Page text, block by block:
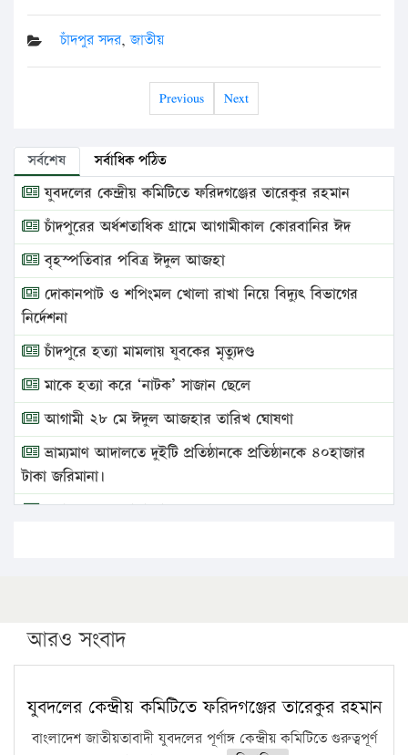
চাঁদপুর সদর,জাতীয়
Previous Next
সর্বশেষ সর্বাধিক পঠিত
যুবদলের কেন্দ্রীয় কমিটিতে ফরিদগঞ্জের তারেকুর রহমান
চাঁদপুরের অর্ধশতাধিক গ্রামে আগামীকাল কোরবানির ঈদ
বৃহস্পতিবার পবিত্র ঈদুল আজহা
দোকানপাট ও শপিংমল খোলা রাখা নিয়ে বিদ্যুৎ বিভাগের
নির্দেশনা
চাঁদপুরে হত্যা মামলায় যুবকের মৃত্যুদণ্ড
মাকে হত্যা করে ‘নাটক’ সাজান ছেলে
আগামী ২৮ মে ঈদুল আজহার তারিখ ঘোষণা
ভ্রাম্যমাণ আদালতে দুইটি প্রতিষ্ঠানকে প্রতিষ্ঠানকে ৪০হাজার
টাকা জরিমানা।
এবার লঞ্চের ভাড়া বাড়ল
পিএইচডি করছেন কুয়েটের কৃতি…
সারা দেশে বজ্রাঘাতে ১৪ জনের প্রাণহানি
কঠোর হচ্ছে এসএসসি ও এইচএসসি পরীক্ষা
ফরিদগঞ্জে আগুনে পুড়লো ৬ ব্যবসা প্রতিষ্ঠান
আরও সংবাদ
যুবদলের কেন্দ্রীয় কমিটিতে ফরিদগঞ্জের তারেকুর রহমান
বাংলাদেশ জাতীয়তাবাদী যুবদলের পূর্ণাঙ্গ কেন্দ্রীয় কমিটিতে গুরুত্বপূর্ণ